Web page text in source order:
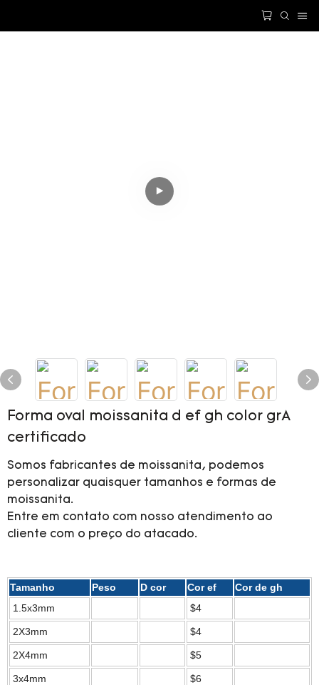
Forma oval moissanita d ef gh color grA
certificado
Somos fabricantes de moissanita, podemos
personalizar quaisquer tamanhos e formas de
moissanita.
Entre em contato com nosso atendimento ao
cliente com o preço do atacado.
Tamanho Peso D cor Cor ef
Cor de gh
1.5x3mm
$4
2X3mm $4
2X4mm $5
3x4mm $6